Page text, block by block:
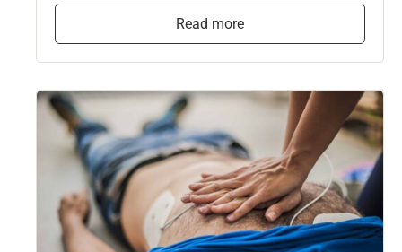
Read more